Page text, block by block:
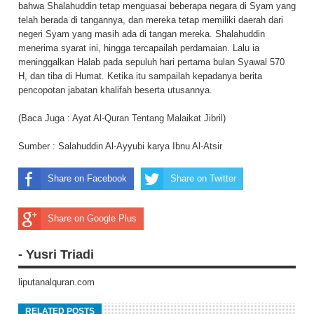
bahwa Shalahuddin tetap menguasai beberapa negara di Syam yang
telah berada di tangannya, dan mereka tetap memiliki daerah dari
negeri Syam yang masih ada di tangan mereka. Shalahuddin
menerima syarat ini, hingga tercapailah perdamaian. Lalu ia
meninggalkan Halab pada sepuluh hari pertama bulan Syawal 570
H, dan tiba di Humat. Ketika itu sampailah kepadanya berita
pencopotan jabatan khalifah beserta utusannya.
(Baca Juga : Ayat Al-Quran Tentang Malaikat Jibril)
Sumber : Salahuddin Al-Ayyubi karya Ibnu Al-Atsir
Share on Facebook Share on Twitter
Share on Google Plus
- Yusri Triadi
liputanalquran.com
RELATED POSTS